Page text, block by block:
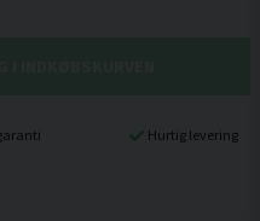
Hurtig levering